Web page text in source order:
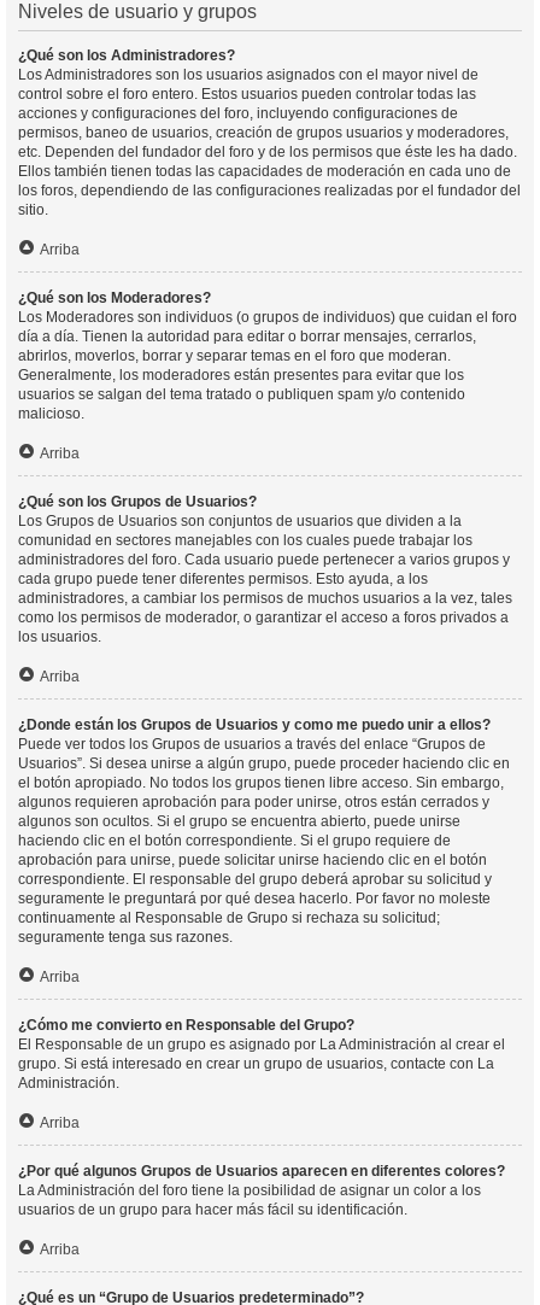
Niveles de usuario y grupos
¿Qué son los Administradores?
Los Administradores son los usuarios asignados con el mayor nivel de
control sobre el foro entero. Estos usuarios pueden controlar todas las
acciones y configuraciones del foro, incluyendo configuraciones de
permisos, baneo de usuarios, creación de grupos usuarios y moderadores,
etc. Dependen del fundador del foro y de los permisos que éste les ha dado.
Ellos también tienen todas las capacidades de moderación en cada uno de
los foros, dependiendo de las configuraciones realizadas por el fundador del
sitio.
Arriba
¿Qué son los Moderadores?
Los Moderadores son individuos (o grupos de individuos) que cuidan el foro
día a día. Tienen la autoridad para editar o borrar mensajes, cerrarlos,
abrirlos, moverlos, borrar y separar temas en el foro que moderan.
Generalmente, los moderadores están presentes para evitar que los
usuarios se salgan del tema tratado o publiquen spam y/o contenido
malicioso.
Arriba
¿Qué son los Grupos de Usuarios?
Los Grupos de Usuarios son conjuntos de usuarios que dividen a la
comunidad en sectores manejables con los cuales puede trabajar los
administradores del foro. Cada usuario puede pertenecer a varios grupos y
cada grupo puede tener diferentes permisos. Esto ayuda, a los
administradores, a cambiar los permisos de muchos usuarios a la vez, tales
como los permisos de moderador, o garantizar el acceso a foros privados a
los usuarios.
Arriba
¿Donde están los Grupos de Usuarios y como me puedo unir a ellos?
Puede ver todos los Grupos de usuarios a través del enlace “Grupos de
Usuarios”. Si desea unirse a algún grupo, puede proceder haciendo clic en
el botón apropiado. No todos los grupos tienen libre acceso. Sin embargo,
algunos requieren aprobación para poder unirse, otros están cerrados y
algunos son ocultos. Si el grupo se encuentra abierto, puede unirse
haciendo clic en el botón correspondiente. Si el grupo requiere de
aprobación para unirse, puede solicitar unirse haciendo clic en el botón
correspondiente. El responsable del grupo deberá aprobar su solicitud y
seguramente le preguntará por qué desea hacerlo. Por favor no moleste
continuamente al Responsable de Grupo si rechaza su solicitud;
seguramente tenga sus razones.
Arriba
¿Cómo me convierto en Responsable del Grupo?
El Responsable de un grupo es asignado por La Administración al crear el
grupo. Si está interesado en crear un grupo de usuarios, contacte con La
Administración.
Arriba
¿Por qué algunos Grupos de Usuarios aparecen en diferentes colores?
La Administración del foro tiene la posibilidad de asignar un color a los
usuarios de un grupo para hacer más fácil su identificación.
Arriba
¿Qué es un “Grupo de Usuarios predeterminado”?